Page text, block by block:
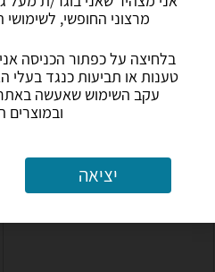
מרצוני החופשי,
בלחיצה על כפתור הכניסה
טענות או תביעות כנגד בעלי
עקב השימוש שאעשה באתר
ובמוצרים
יציאה